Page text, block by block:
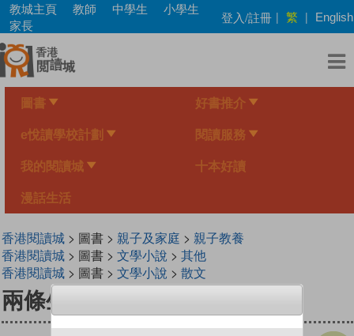
Skip
main
content
教城主頁 教師 中學生
小學生
家長
登入/註冊 | 繁 | English
圖書 好書推介
e悅讀學校計劃 閱讀服務
我的閱讀城 十本好讀
漫話生活
香港閱讀城> 圖書 > 親子及家庭 > 親子教養
香港閱讀城> 圖書 > 文學小說 > 其他
香港閱讀城> 圖書 > 文學小說 > 散文
兩條生命線